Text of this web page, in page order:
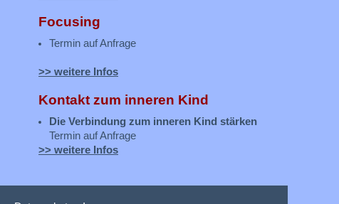
Focusing
Termin auf Anfrage
>> weitere Infos
Kontakt zum inneren Kind
Die Verbindung zum inneren Kind stärken
Termin auf Anfrage
>> weitere Infos